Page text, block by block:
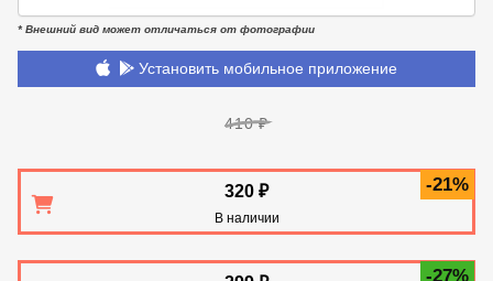
* Внешний вид может отличаться от фотографии
Установить мобильное приложение
410 ₽
-21%
320 ₽
В наличии
-27%